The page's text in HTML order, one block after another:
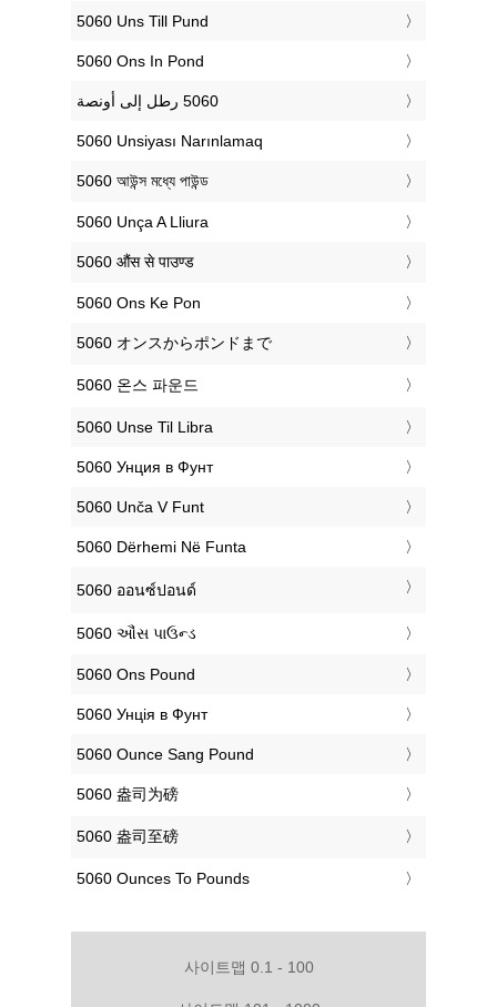
‎5060 Uns Till Pund
‎5060 Ons In Pond
‎5060 Unsiyası Narınlamaq
‎5060 আউন্স মধ্যে পাউন্ড
‎5060 Unça A Lliura
‎5060 औंस से पाउण्ड
‎5060 Ons Ke Pon
‎5060 オンスからポンドまで
‎5060 온스 파운드
‎5060 Unse Til Libra
‎5060 Унция в Фунт
‎5060 Unča V Funt
‎5060 Dërhemi Në Funta
‎5060 ออนซ์ปอนด์
‎5060 ઔંસ પાઉન્ડ
‎5060 Ons Pound
‎5060 Унція в Фунт
‎5060 Ounce Sang Pound
‎5060 盎司为磅
‎5060 盎司至磅
‎5060 Ounces To Pounds
사이트맵 0.1 - 100